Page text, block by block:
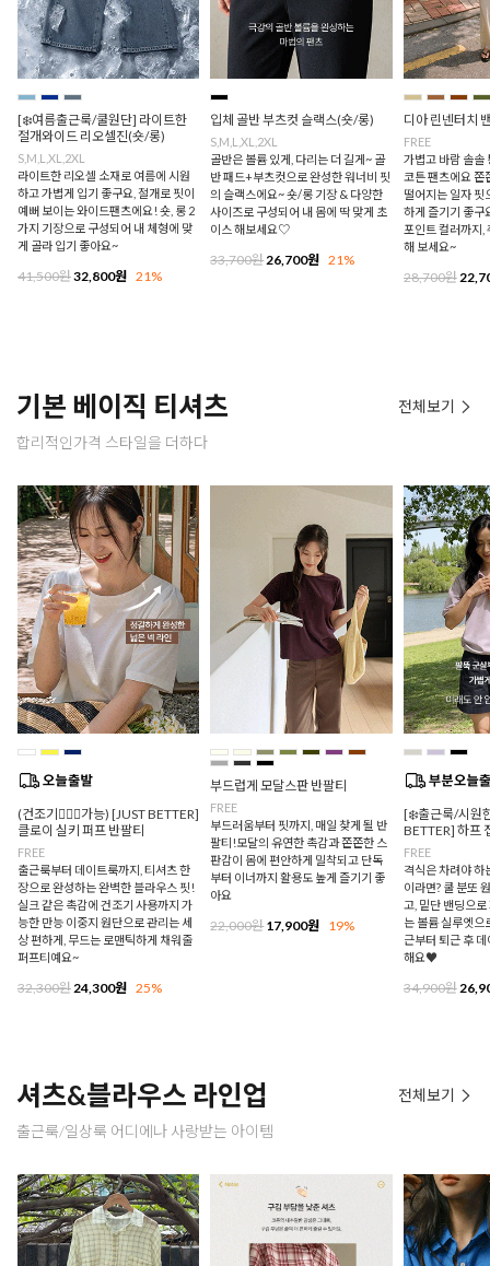
[❄️여름출근룩/쿨원단] 라이트한
절개와이드 리오셀진(숏/롱)
S,M,L,XL,2XL
라이트한 리오셀 소재로 여름에 시원
하고 가볍게 입기 좋구요, 절개로 핏이
예뻐 보이는 와이드팬츠에요! 숏, 롱 2
가지 기장으로 구성되어 내 체형에 맞
게 골라 입기 좋아요~
41,500원32,800원 21%
입체 골반 부츠컷 슬랙스(숏/롱)
S,M,L,XL,2XL
골반은 볼륨 있게, 다리는 더 길게~ 골
반 패드+부츠컷으로 완성한 워너비 핏
의 슬랙스에요~ 숏/롱 기장 & 다양한
사이즈로 구성되어 내 몸에 딱 맞게 초
이스 해보세요♡
33,700원26,700원 21%
디아 린넨터치
FREE
가볍고 바람 솔솔
코튼 팬츠에요 쫀
떨어지는 일자 핏
하게 즐기기 좋구
포인트 컬러까지,
해 보세요~
28,700원
기본 베이직 티셔츠
합리적인가격 스타일을 더하다
전체보기
(건조기🙆🏻‍♀️가능) [JUST BETTER]
클로이 실키 퍼프 반팔티
FREE
출근룩부터 데이트룩까지, 티셔츠 한
장으로 완성하는 완벽한 블라우스 핏!
실크 같은 촉감에 건조기 사용까지 가
능한 만능 이중지 원단으로 관리는 세
상 편하게, 무드는 로맨틱하게 채워줄
퍼프티예요~
32,300원24,300원 25%
부드럽게 모달스판 반팔티
FREE
부드러움부터 핏까지, 매일 찾게 될 반
팔티!모달의 유연한 촉감과 쫀쫀한 스
판감이 몸에 편안하게 밀착되고 단독
부터 이너까지 활용도 높게 즐기기 좋
아요
22,000원17,900원 19%
[❄️출근룩/시원
BETTER] 하프
FREE
격식은 차려야 하
이라면? 쿨 분또
고, 밑단 밴딩으
는 볼륨 실루엣으
근부터 퇴근 후
해요♥
34,900원
셔츠&블라우스 라인업
출근룩/일상룩 어디에나 사랑받는 아이템
전체보기